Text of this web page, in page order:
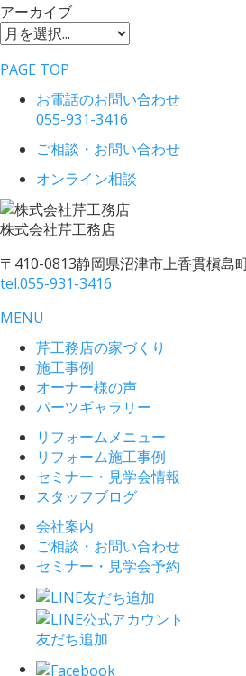
アーカイブ
PAGE TOP
お電話のお問い合わせ
055-931-3416
ご相談・お問い合わせ
オンライン相談
株式会社芹工務店
〒410-0813静岡県沼津市上香貫槇島
tel.055-931-3416
MENU
芹工務店の家づくり
施工事例
オーナー様の声
パーツギャラリー
リフォームメニュー
リフォーム施工事例
セミナー・見学会情報
スタッフブログ
会社案内
ご相談・お問い合わせ
セミナー・見学会予約
友だち追加